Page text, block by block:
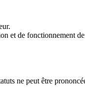
et de fonctionnement
ne peut être